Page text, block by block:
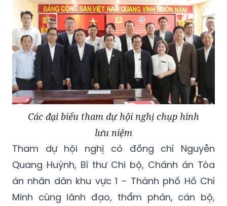
Các đại biểu tham dự hội nghị chụp hình
lưu niệm
Tham dự hội nghị có đồng chí Nguyễn
Quang Huỳnh, Bí thư Chi bộ, Chánh án Tòa
án nhân dân khu vực 1 – Thành phố Hồ Chí
Minh cùng lãnh đạo, thẩm phán, cán bộ,